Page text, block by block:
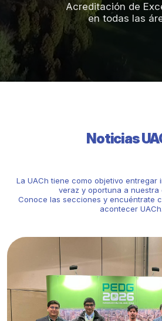
Acreditación de
en todas las
Noticias
La UACh tiene como objetivo entregar
veraz y oportuna a nuestra
Conoce las secciones y encuéntrate
acontecer UACh.